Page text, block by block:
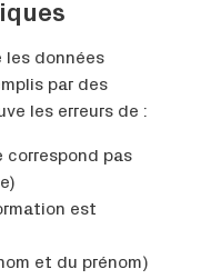
les données
par des
les erreurs de :
pas
est
et du prénom)